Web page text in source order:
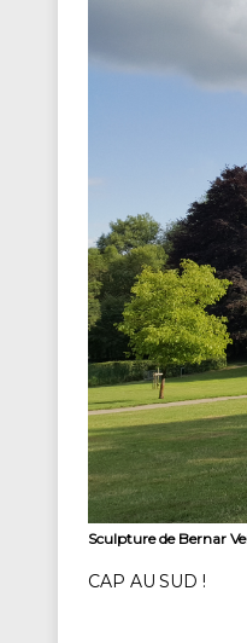
Sculpture de Bernar
CAP AU SUD !